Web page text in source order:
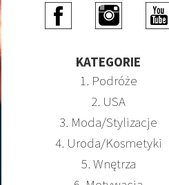
KATEGORIE
1. Podróże
2. USA
3. Moda/Stylizacje
4. Uroda/Kosmetyki
5. Wnętrza